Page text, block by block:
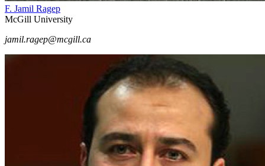
F. Jamil Ragep
McGill University
jamil.ragep@mcgill.ca